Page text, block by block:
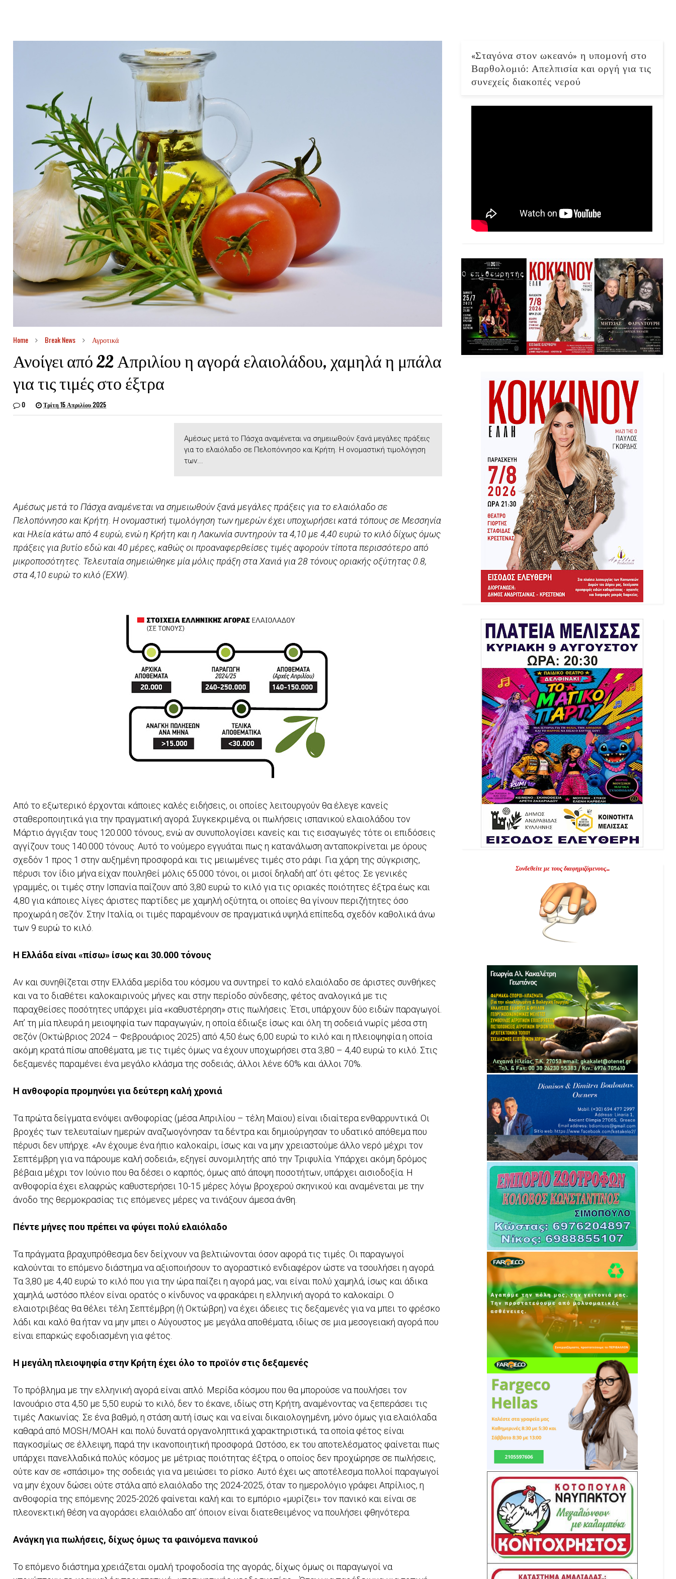
Home Break News Αγροτικά
Ανοίγει από 22 Απριλίου η αγορά ελαιολάδου, χαμηλά η μπάλα
για τις τιμές στο έξτρα
0 Τρίτη 15 Απριλίου 2025
Αµέσως µετά το Πάσχα αναµένεται να σηµειωθούν ξανά μεγάλες πράξεις
για το ελαιόλαδο σε Πελοπόννησο και Κρήτη. Η ονοµαστική τιµολόγηση
των...
Αµέσως µετά το Πάσχα αναµένεται να σηµειωθούν ξανά μεγάλες πράξεις για το ελαιόλαδο σε
Πελοπόννησο και Κρήτη. Η ονοµαστική τιµολόγηση των ηµερών έχει υποχωρήσει κατά τόπους σε Μεσσηνία
και Ηλεία κάτω από 4 ευρώ, ενώ η Κρήτη και η Λακωνία συντηρούν τα 4,10 µε 4,40 ευρώ το κιλό δίχως όµως
πράξεις για βυτίο εδώ και 40 µέρες, καθώς οι προαναφερθείσες τιµές αφορούν τίποτα περισσότερο από
µικροποσότητες. Τελευταία σημειώθηκε μία μόλις πράξη στα Χανιά για 28 τόνους οριακής οξύτητας 0.8,
στα 4,10 ευρώ το κιλό (EXW).
Από το εξωτερικό έρχονται κάποιες καλές ειδήσεις, οι οποίες λειτουργούν θα έλεγε κανείς
σταθεροποιητικά για την πραγματική αγορά. Συγκεκριμένα, οι πωλήσεις ισπανικού ελαιολάδου τον
Μάρτιο άγγιξαν τους 120.000 τόνους, ενώ αν συνυπολογίσει κανείς και τις εισαγωγές τότε οι επιδόσεις
αγγίζουν τους 140.000 τόνους. Αυτό το νούμερο εγγυάται πως η κατανάλωση ανταποκρίνεται με όρους
σχεδόν 1 προς 1 στην αυξημένη προσφορά και τις μειωμένες τιμές στο ράφι. Για χάρη της σύγκρισης,
πέρυσι τον ίδιο μήνα είχαν πουληθεί μόλις 65.000 τόνοι, οι μισοί δηλαδή απ’ ότι φέτος. Σε γενικές
γραμμές, οι τιμές στην Ισπανία παίζουν από 3,80 ευρώ το κιλό για τις οριακές ποιότητες έξτρα έως και
4,80 για κάποιες λίγες άριστες παρτίδες με χαμηλή οξύτητα, οι οποίες θα γίνουν περιζήτητες όσο
προχωρά η σεζόν. Στην Ιταλία, οι τιμές παραμένουν σε πραγματικά υψηλά επίπεδα, σχεδόν καθολικά άνω
των 9 ευρώ το κιλό.
Η Ελλάδα είναι «πίσω» ίσως και 30.000 τόνους
Αν και συνηθίζεται στην Ελλάδα μερίδα του κόσμου να συντηρεί το καλό ελαιόλαδο σε άριστες συνθήκες
και να το διαθέτει καλοκαιρινούς μήνες και στην περίοδο σύνδεσης, φέτος αναλογικά με τις
παραχθείσες ποσότητες υπάρχει μία «καθυστέρηση» στις πωλήσεις. Έτσι, υπάρχουν δύο ειδών παραγωγοί.
Απ’ τη μία πλευρά η μειοψηφία των παραγωγών, η οποία έδιωξε ίσως και όλη τη σοδειά νωρίς μέσα στη
σεζόν (Οκτώβριος 2024 – Φεβρουάριος 2025) από 4,50 έως 6,00 ευρώ το κιλό και η πλειοψηφία η οποία
ακόμη κρατά πίσω αποθέματα, με τις τιμές όμως να έχουν υποχωρήσει στα 3,80 – 4,40 ευρώ το κιλό. Στις
δεξαµενές παραµένει ένα µεγάλο κλάσµα της σοδειάς, άλλοι λένε 60% και άλλοι 70%.
Η ανθοφορία προμηνύει για δεύτερη καλή χρονιά
Τα πρώτα δείγµατα ενόψει ανθοφορίας (μέσα Απριλίου – τέλη Μαϊου) είναι ιδιαίτερα ενθαρρυντικά. Οι
βροχές των τελευταίων ηµερών αναζωογόνησαν τα δέντρα και δηµιούργησαν το υδατικό απόθεµα που
πέρυσι δεν υπήρχε. «Αν έχουµε ένα ήπιο καλοκαίρι, ίσως και να µην χρειαστούµε άλλο νερό µέχρι τον
Σεπτέµβρη για να πάρουµε καλή σοδειά», εξηγεί συνοµιλητής από την Τριφυλία. Υπάρχει ακόµη δρόµος
βέβαια µέχρι τον Ιούνιο που θα δέσει ο καρπός, όµως από άποψη ποσοτήτων, υπάρχει αισιοδοξία. Η
ανθοφορία έχει ελαφρώς καθυστερήσει 10-15 µέρες λόγω βροχερού σκηνικού και αναµένεται µε την
άνοδο της θερµοκρασίας τις επόµενες µέρες να τινάξουν άµεσα άνθη.
Πέντε µήνες που πρέπει να φύγει πολύ ελαιόλαδο
Τα πράγµατα βραχυπρόθεσμα δεν δείχνουν να βελτιώνονται όσον αφορά τις τιµές. Οι παραγωγοί
καλούνται το επόµενο διάστηµα να αξιοποιήσουν το αγοραστικό ενδιαφέρον ώστε να τσουλήσει η αγορά.
Τα 3,80 µε 4,40 ευρώ το κιλό που για την ώρα παίζει η αγορά µας, ναι είναι πολύ χαµηλά, ίσως και άδικα
χαµηλά, ωστόσο πλέον είναι ορατός ο κίνδυνος να φρακάρει η ελληνική αγορά το καλοκαίρι. Ο
ελαιοτριβέας θα θέλει τέλη Σεπτέµβρη (ή Οκτώβρη) να έχει άδειες τις δεξαµενές για να µπει το φρέσκο
λάδι και καλό θα ήταν να µην µπει ο Αύγουστος µε µεγάλα αποθέµατα, ιδίως σε µια µεσογειακή αγορά που
είναι επαρκώς εφοδιασµένη για φέτος.
Η μεγάλη πλειοψηφία στην Κρήτη έχει όλο το προϊόν στις δεξαμενές
Το πρόβληµα µε την ελληνική αγορά είναι απλό. Μερίδα κόσµου που θα µπορούσε να πουλήσει τον
Ιανουάριο στα 4,50 µε 5,50 ευρώ το κιλό, δεν το έκανε, ιδίως στη Κρήτη, αναµένοντας να ξεπεράσει τις
τιµές Λακωνίας. Σε ένα βαθµό, η στάση αυτή ίσως και να είναι δικαιολογηµένη, μόνο όμως για ελαιόλαδα
καθαρά από MOSH/MOAH και πολύ δυνατά οργανοληπτικά χαρακτηριστικά, τα οποία φέτος είναι
παγκοσµίως σε έλλειψη, παρά την ικανοποιητική προσφορά. Ωστόσο, εκ του αποτελέσματος φαίνεται πως
υπάρχει πανελλαδικά πολύς κόσµος µε µέτριας ποιότητας έξτρα, ο οποίος δεν προχώρησε σε πωλήσεις,
ούτε καν σε «σπάσιµο» της σοδειάς για να µειώσει το ρίσκο. Αυτό έχει ως αποτέλεσµα πολλοί παραγωγοί
να μην έχουν δώσει ούτε στάλα από ελαιόλαδο της 2024-2025, όταν το ημερολόγιο γράφει Απρίλιος, η
ανθοφορία της επόμενης 2025-2026 φαίνεται καλή και το εµπόριο «μυρίζει» τον πανικό και είναι σε
πλεονεκτική θέση να αγοράσει ελαιόλαδο απ’ όποιον είναι διατεθειµένος να πουλήσει φθηνότερα.
Ανάγκη για πωλήσεις, δίχως όμως τα φαινόμενα πανικού
Το επόµενο διάστηµα χρειάζεται οµαλή τροφοδοσία της αγοράς, δίχως όμως οι παραγωγοί να
«Σταγόνα στον ωκεανό» η υπομονή στο
Βαρθολομιό: Απελπισία και οργή για τις
συνεχείς διακοπές νερού
Συνδεθείτε με τους διαφημιζόμενους...